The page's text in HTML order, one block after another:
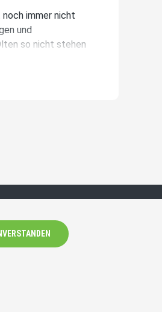
immer nicht
und
so nicht stehen